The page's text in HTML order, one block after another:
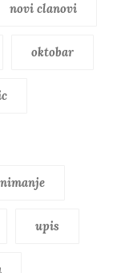
novi clanovi
oktobar
upis